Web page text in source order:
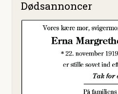
Dødsannoncer